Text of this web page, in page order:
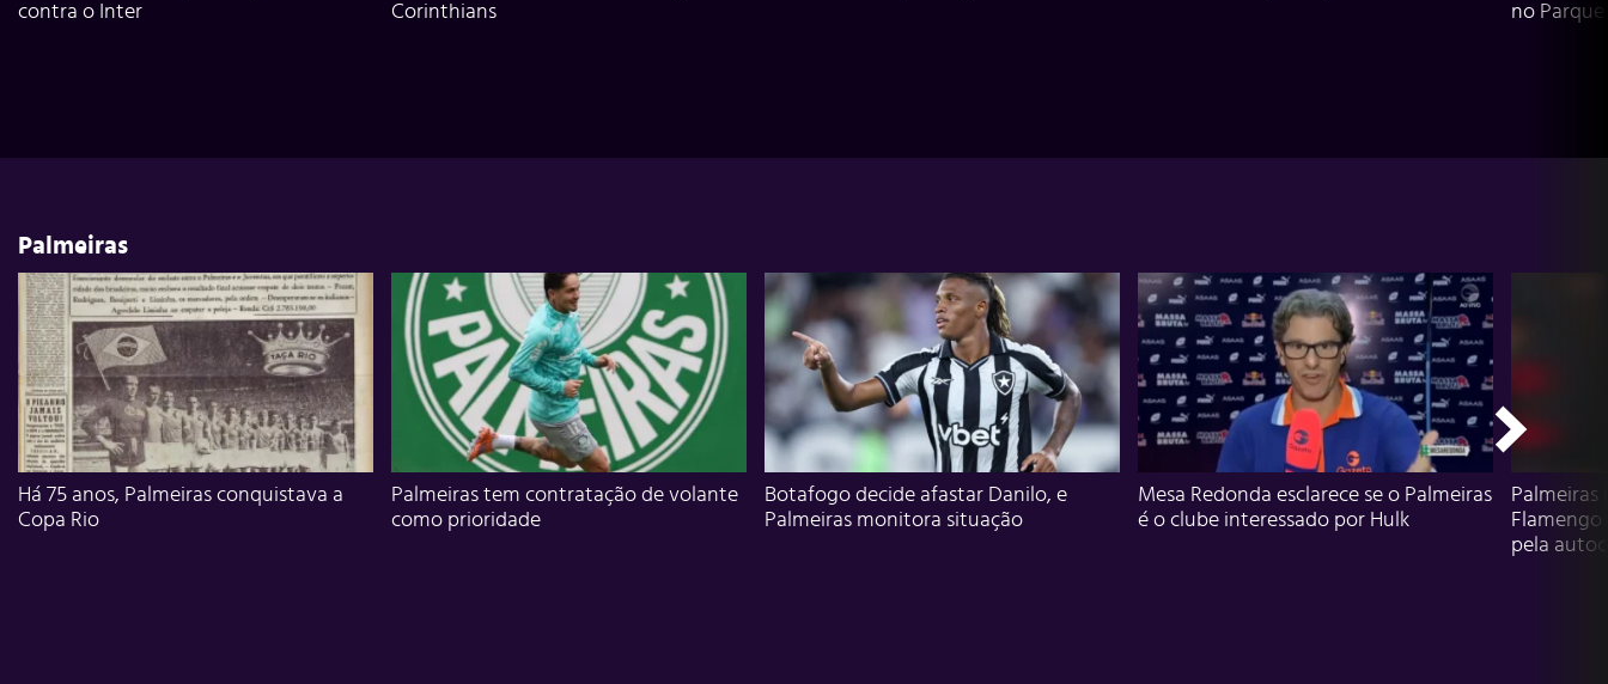
contra o Inter
Corinthians
no Parque
Palmeiras
Há 75 anos, Palmeiras conquistava a
Copa Rio
Palmeiras tem contratação de volante
como prioridade
Botafogo decide afastar Danilo, e
Palmeiras monitora situação
Mesa Redonda esclarece se o Palmeiras
é o clube interessado por Hulk
Flamengo
pela